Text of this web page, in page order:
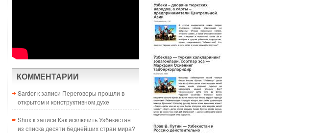
КОММЕНТАРИИ
Sardor к записи Переговоры прошли в
открытом и конструктивном духе
Shox к записи Как исключить Узбекистан
из списка десяти беднейших стран мира?